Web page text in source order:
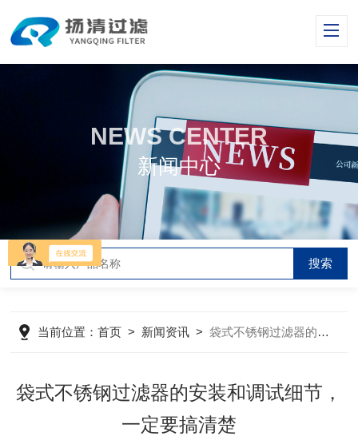
NEWS CENTER
新闻中心
当前位置：首页 > 新闻资讯 >袋式不锈钢过滤器的安装和调试细节，一定要搞清楚
袋式不锈钢过滤器的安装和调试细节，
一定要搞清楚